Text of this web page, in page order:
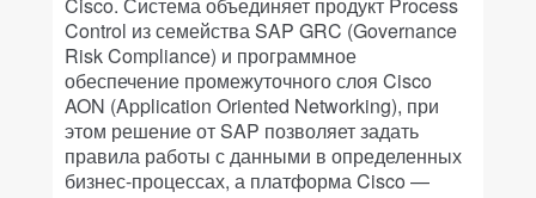
Control из семейства SAP GRC (Governance
Risk Compliance) и программное
обеспечение промежуточного слоя Cisco
AON (Application Oriented Networking), при
этом решение от SAP позволяет задать
правила работы с данными в определенных
бизнес-процессах, а платформа Cisco —